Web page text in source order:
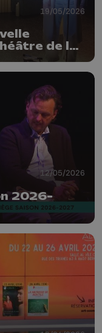
19/05/2026
de la
12/05/2026
2026-